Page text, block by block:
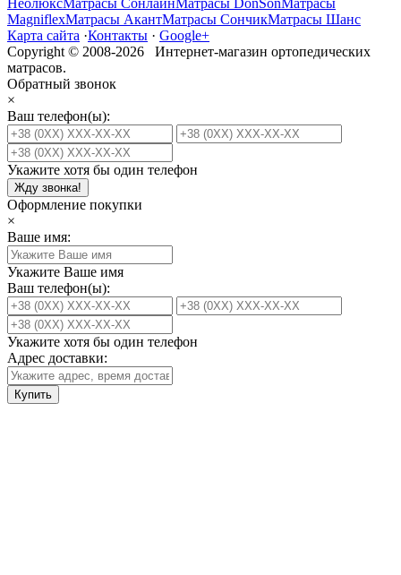
MagniflexМатрасы АкантМатрасы СончикМатрасы Шанс
Карта сайта ·Контакты · Google+
Copyright © 2008-2026 Интернет-магазин ортопедических
матрасов.
Обратный звонок
×
Ваш телефон(ы):
Укажите хотя бы один телефон
Жду звонка!
Оформление покупки
×
Ваше имя:
Укажите Ваше имя
Ваш телефон(ы):
Укажите хотя бы один телефон
Адрес доставки:
Купить